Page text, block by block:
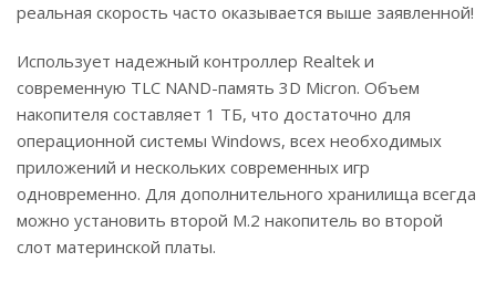
реальная скорость часто оказывается выше заявленной!
Использует надежный контроллер Realtek и
современную TLC NAND-память 3D Micron. Объем
накопителя составляет 1 ТБ, что достаточно для
операционной системы Windows, всех необходимых
приложений и нескольких современных игр
одновременно. Для дополнительного хранилища всегда
можно установить второй M.2 накопитель во второй
слот материнской платы.